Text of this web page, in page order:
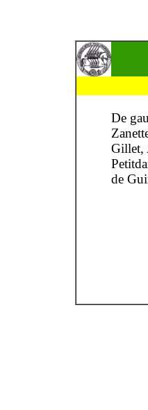
De
Gillet,
de